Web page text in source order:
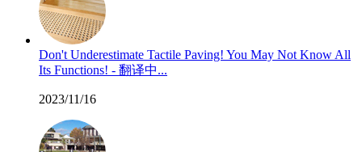
Don't Underestimate Tactile Paving! You May Not Know All
Its Functions! - 翻译中...
2023/11/16